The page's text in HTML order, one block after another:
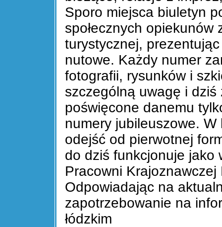
Sporo miejsca biuletyn
społecznych
turystycznej,
nutowe. Każdy numer
fotografii, rysunków i
szczególną uwagę i dziś
poświęcone danemu
numery jubileuszowe.
odejść od pierwotnej
do dziś funkcjonuje jako
Pracowni
Odpowiadając na
zapotrzebowanie na
łódzkim